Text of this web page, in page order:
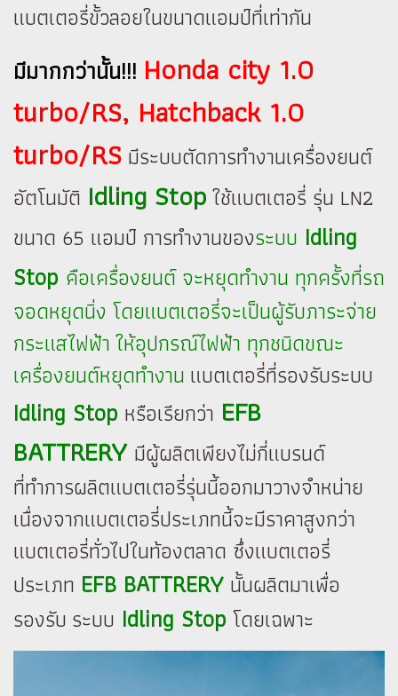
แบตเตอรี่ขั้วลอยในขนาดแอมป์ที่เท่ากัน
มีมากกว่านั้น!!! Honda city 1.0
turbo/RS, Hatchback 1.0
turbo/RS มีระบบตัดการทำงานเครื่องยนต์
อัตโนมัติ Idling Stopใช้แบตเตอรี่ รุ่น LN2
ขนาด 65 แอมป์ การทำงานของระบบ Idling
Stop คือเครื่องยนต์ จะหยุดทำงาน ทุกครั้งที่รถ
จอดหยุดนิ่ง โดยแบตเตอรี่จะเป็นผู้รับภาระจ่าย
กระแสไฟฟ้า ให้อุปกรณ์ไฟฟ้า ทุกชนิดขณะ
เครื่องยนต์หยุดทำงาน แบตเตอรี่ที่รองรับระบบ
Idling Stop หรือเรียกว่า EFB
BATTRERY มีผู้ผลิตเพียงไม่กี่แบรนด์
ที่ทำการผลิตแบตเตอรี่รุ่นนี้ออกมาวางจำหน่าย
เนื่องจากแบตเตอรี่ประเภทนี้จะมีราคาสูงกว่า
แบตเตอรี่ทั่วไปในท้องตลาด ซึ่งแบตเตอรี่
ประเภท EFB BATTRERY นั้นผลิตมาเพื่อ
รองรับ ระบบ Idling Stop โดยเฉพาะ